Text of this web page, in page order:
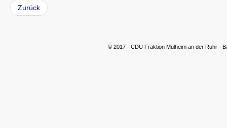
Zurück
© 2017 · CDU Fraktion Mülheim an der Ruhr ·